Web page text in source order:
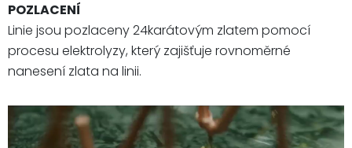
POZLACENÍ
Linie jsou pozlaceny 24karátovým zlatem pomocí
procesu elektrolyzy, který zajišťuje rovnoměrné
nanesení zlata na linii.